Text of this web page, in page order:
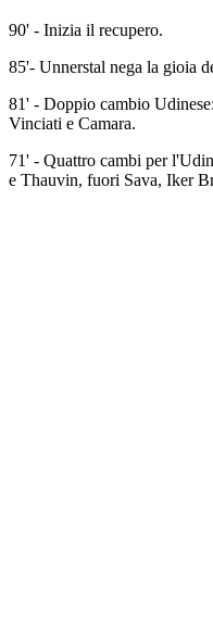
90' - Inizia il recupero.
85'- Unnerstal nega la gioia
81' - Doppio cambio
Vinciati e Camara.
71' - Quattro cambi per
e Thauvin, fuori Sava, Iker